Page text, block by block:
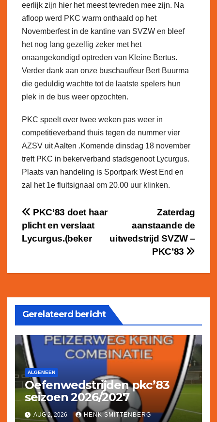
eerlijk zijn hier het meest tevreden mee zijn. Na
afloop werd PKC warm onthaald op het
Novemberfest in de kantine van SVZW en bleef
het nog lang gezellig zeker met het
onaangekondigd optreden van Kleine Bertus.
Verder dank aan onze buschauffeur Bert Buurma
die geduldig wachtte tot de laatste spelers hun
plek in de bus weer opzochten.
PKC speelt over twee weken pas weer in
competitieverband thuis tegen de nummer vier
AZSV uit Aalten .Komende dinsdag 18 november
treft PKC in bekerverband stadsgenoot Lycurgus.
Plaats van handeling is Sportpark West End en
zal het 1e fluitsignaal om 20.00 uur klinken.
Bericht
navigatie
Zaterdag
aanstaande de
uitwedstrijd SVZW –
PKC’83
PKC’83 doet haar
plicht en verslaat
Lycurgus.(beker
Gerelateerd bericht
ALGEMEEN
Oefenwedstrijden pkc’83
seizoen 2026/2027
AUG 2, 2026 HENK SMITTENBERG